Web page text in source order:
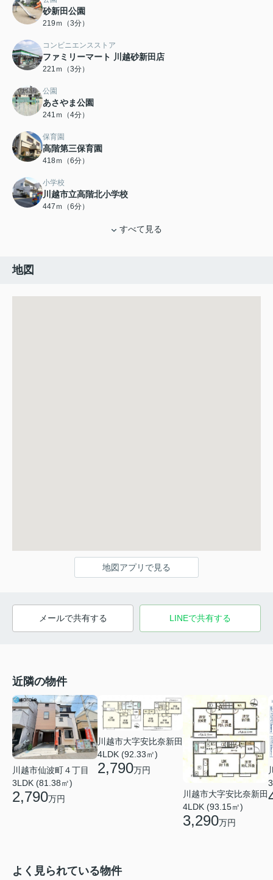
砂新田公園
219ｍ（3分）
コンビニエンスストア
ファミリーマート 川越砂新田店
221ｍ（3分）
公園
あさやま公園
241ｍ（4分）
保育園
高階第三保育園
418ｍ（6分）
小学校
川越市立高階北小学校
447ｍ（6分）
すべて見る
地図
地図アプリで見る
メールで共有する LINEで共有する
近隣の物件
川越市仙波町４丁目
3LDK (81.38㎡)
2,790万円
川越市大字安比奈新田
4LDK (92.33㎡)
2,790万円
川越市大字安比奈新田
4LDK (93.15㎡)
3,290万円
よく見られている物件